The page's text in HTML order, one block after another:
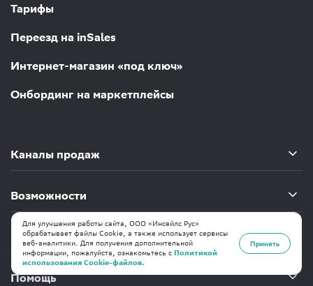
Тарифы
Переезд на inSales
Интернет-магазин «под ключ»
Онбординг на маркетплейсы
Каналы продаж
Возможности
Компания
Помощь
Для улучшения работы сайта, ООО «Инсейлс Рус»
обрабатывает файлы Cookie, а также использует сервисы
веб-аналитики. Для получения дополнительной
информации, пожалуйста, ознакомьтесь с Политикой
использования Cookie-файлов.
Принять